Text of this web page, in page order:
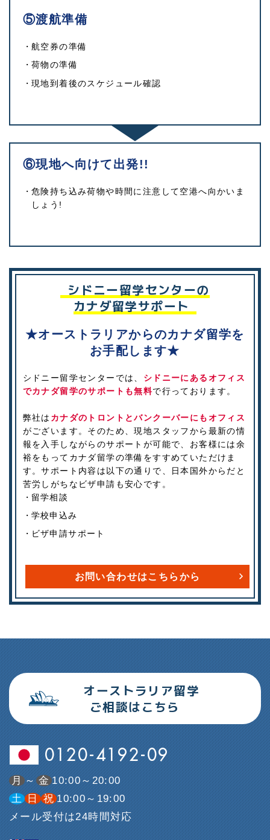
⑤渡航準備
航空券の準備
荷物の準備
現地到着後のスケジュール確認
⑥現地へ向けて出発!!
危険持ち込み荷物や時間に注意して空港へ向かいま
しょう!
シドニー留学センターの
カナダ留学サポート
★オーストラリアからのカナダ留学を
お手配します★
シドニー留学センターでは、 シドニーにあるオフィス
でカナダ留学のサポートも無料で行っております。
弊社は カナダのトロントとバンクーバーにもオフィス
がございます。そのため、現地スタッフから最新の情
報を入手しながらのサポートが可能で、お客様には余
裕をもってカナダ留学の準備をすすめていただけま
す。サポート内容は以下の通りで、日本国外からだと
苦労しがちなビザ申請も安心です。
留学相談
学校申込み
ビザ申請サポート
お問い合わせはこちらから
オーストラリア留学
ご相談はこちら
0120-4192-09
月 ～ 金 10:00～20:00
土 日 祝 10:00～19:00
メール受付は24時間対応